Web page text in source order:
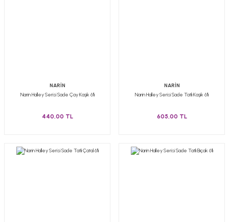
NARİN
Narin Halley Serisi Sade Çay Kaşık 6'lı
440,00 TL
NARİN
Narin Halley Serisi Sade Tatlı Kaşık 6'lı
605,00 TL